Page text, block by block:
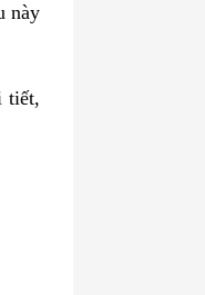
này
tiết,